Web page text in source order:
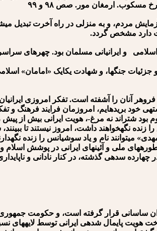
مسکوب. ارمغان مور. صص ۹٨ و ۹۹
مردم، و به منزلی در راه آخرت تبدیل
دارد مشخص گردد.
اسلامی و ایرانیانی مسلمان بود. چهره⁯ای
و جزئیات جنگ⁯ها، و شهادت یکایک «امامان»
آنان را آشفته است. تفکر امروزی ایرانیان
بریده⁯ایم، امروزمان فرایند فرهنگ و
بود شتراند نه مرغ-، هویت ایرانی بیش از
نگه⁯خواهند داشت، امروز نیستند تا
می⁯توانند نام و یاد سوشیانس را زنده
ملی و آئین⁯های ایرانی در پوشش
سده⁯ی گذشته، در کنار نادانی و
ساسانی قرار گرفته است، و حکومت
پایمال شده⁯ی ایرانی توسط لایه⁯های